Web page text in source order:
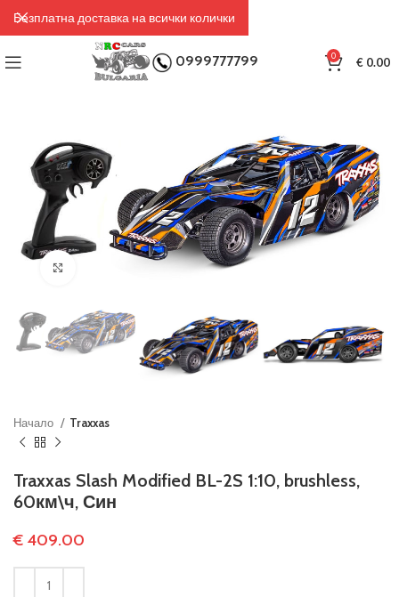
0999777799 0 €0.00
Начало Traxxas
Traxxas Slash Modified BL-2S 1:10, brushless,
60км\ч, Син
€ 409.00
Безплатна доставка на всички колички